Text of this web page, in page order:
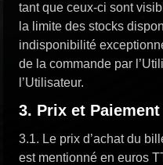
tant que ceux-ci sont
la limite des stocks
indisponibilité
de la commande par
l’Utilisateur.
3. Prix et Paiement
3.1. Le prix d’achat du
est mentionné en euros